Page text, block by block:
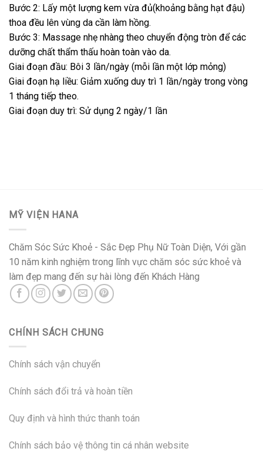
Bước 2: Lấy một lượng kem vừa đủ(khoảng bằng hạt đậu)
thoa đều lên vùng da cần làm hồng.
Bước 3: Massage nhẹ nhàng theo chuyển động tròn để các
dưỡng chất thẩm thấu hoàn toàn vào da.
Giai đoạn đầu: Bôi 3 lần/ngày (mỗi lần một lớp mỏng)
Giai đoạn hạ liều: Giảm xuống duy trì 1 lần/ngày trong vòng
1 tháng tiếp theo.
Giai đoạn duy trì: Sử dụng 2 ngày/1 lần
MỸ VIỆN HANA
Chăm Sóc Sức Khoẻ - Sắc Đẹp Phụ Nữ Toàn Diện, Với gần
10 năm kinh nghiệm trong lĩnh vực chăm sóc sức khoẻ và
làm đẹp mang đến sự hài lòng đến Khách Hàng
CHÍNH SÁCH CHUNG
Chính sách vận chuyển
Chính sách đổi trả và hoàn tiền
Quy định và hình thức thanh toán
Chính sách bảo vệ thông tin cá nhân website